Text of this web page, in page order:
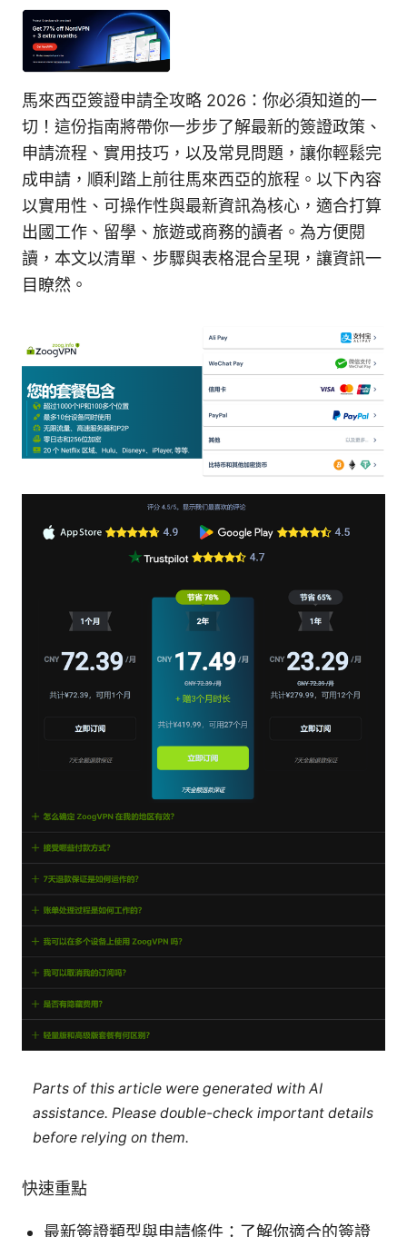
馬來西亞簽證申請全攻略 2026：你必須知道的一
切！這份指南將帶你一步步了解最新的簽證政策、
申請流程、實用技巧，以及常見問題，讓你輕鬆完
成申請，順利踏上前往馬來西亞的旅程。以下內容
以實用性、可操作性與最新資訊為核心，適合打算
出國工作、留學、旅遊或商務的讀者。為方便閱
讀，本文以清單、步驟與表格混合呈現，讓資訊一
目瞭然。
Parts of this article were generated with AI
assistance. Please double-check important details
before relying on them.
快速重點
最新簽證類型與申請條件：了解你適合的簽證